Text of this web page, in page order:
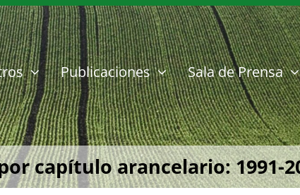
Publicaciones Sala de Prensa
capítulo arancelario: 1991-